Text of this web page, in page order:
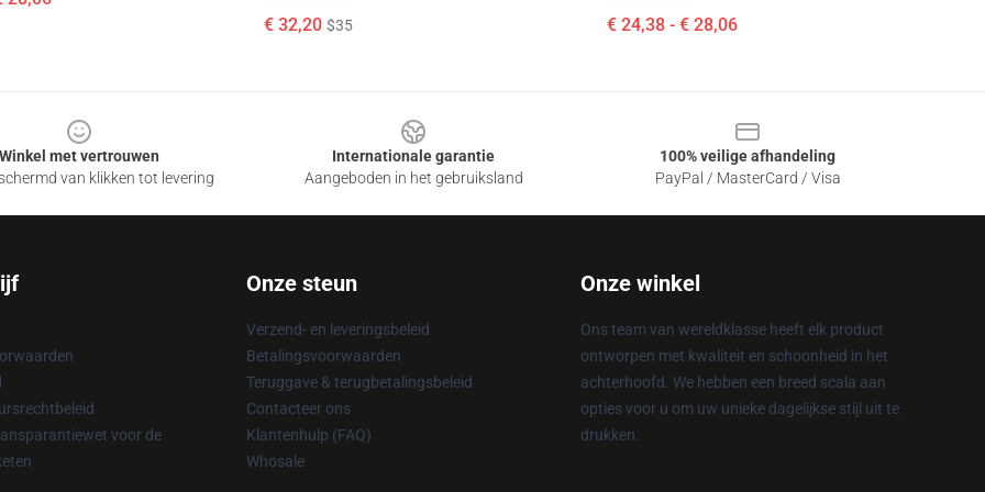
€ 32,20 $35 € 24,38 - € 28,06
Winkel met vertrouwen
van klikken tot levering
Internationale garantie
Aangeboden in het gebruiksland
100% veilige afhandeling
PayPal / MasterCard / Visa
voor de
Onze steun
Verzend- en leveringsbeleid
Betalingsvoorwaarden
Teruggave & terugbetalingsbeleid
Contacteer ons
Klantenhulp (FAQ)
Whosale
Onze winkel
Ons team van wereldklasse heeft elk product
ontworpen met kwaliteit en schoonheid in het
achterhoofd. We hebben een breed scala aan
opties voor u om uw unieke dagelijkse stijl uit te
drukken.